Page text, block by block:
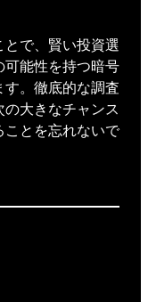
で、賢い投資選
能性を持つ暗号
。徹底的な調査
大きなチャンス
ことを忘れないで